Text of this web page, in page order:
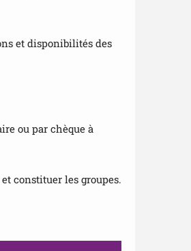
et disponibilités des
ou par chèque à
constituer les groupes.